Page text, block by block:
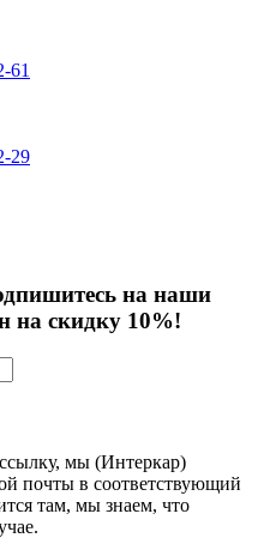
61
29
на наши
на скидку 10%!
мы (Интеркар)
почты в соответствующий
там, мы знаем, что